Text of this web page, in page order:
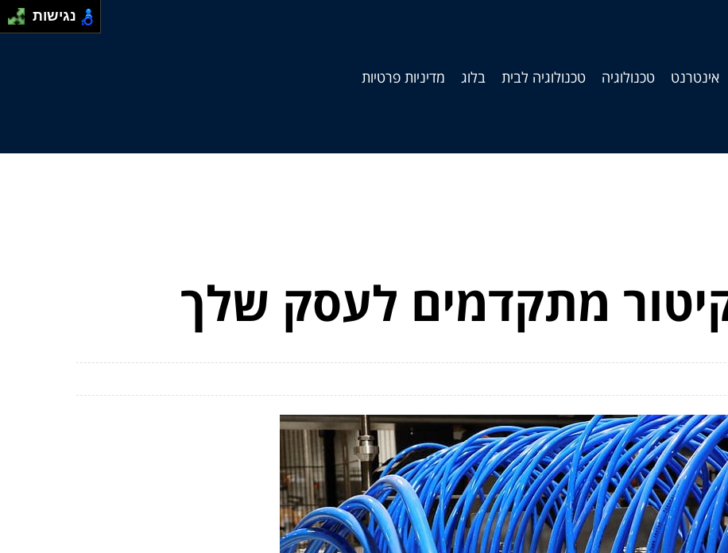
אינטרנט טכנולוגיה טכנולוגיה לבית בלוג מדיניות פרטיות
מתקדמים לעסק שלך
נגישות